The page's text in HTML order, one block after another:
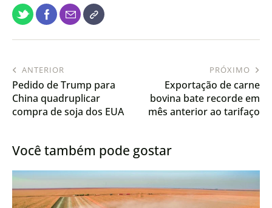
ANTERIOR
Pedido de Trump para
China quadruplicar
compra de soja dos EUA
PRÓXIMO
Exportação de carne
bovina bate recorde em
mês anterior ao tarifaço
Você também pode gostar